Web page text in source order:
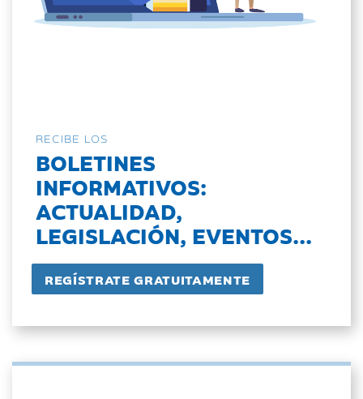
RECIBE LOS
BOLETINES
INFORMATIVOS:
ACTUALIDAD,
LEGISLACIÓN, EVENTOS...